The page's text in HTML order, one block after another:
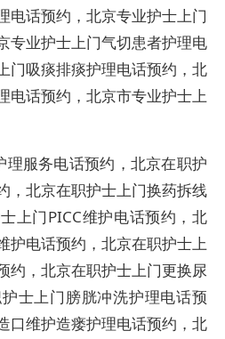
电话预约，北京专业护士上门
专业护士上门气切患者护理电
门吸痰排痰护理电话预约，北
电话预约，北京市专业护士上
理服务电话预约，北京在职护
，北京在职护士上门换药拆线
上门PICC维护电话预约，北
护电话预约，北京在职护士上
约，北京在职护士上门更换尿
士上门膀胱冲洗护理电话预
口维护造瘘护理电话预约，北